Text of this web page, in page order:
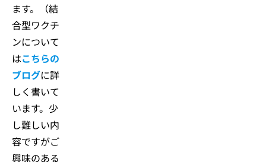
ます。（結
合型ワクチ
ンについて
はこちらの
ブログに詳
しく書いて
います。少
し難しい内
容ですがご
興味のある